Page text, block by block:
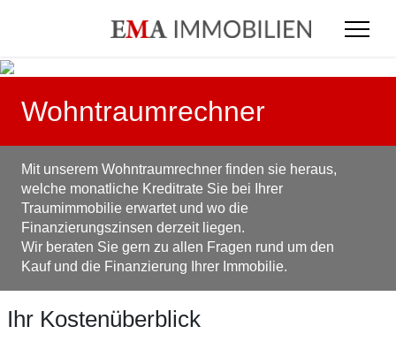
Wohntraumrechner
Mit unserem Wohntraumrechner finden sie heraus,
welche monatliche Kreditrate Sie bei Ihrer
Traumimmobilie erwartet und wo die
Finanzierungszinsen derzeit liegen.
Wir beraten Sie gern zu allen Fragen rund um den
Kauf und die Finanzierung Ihrer Immobilie.
Ihr Kostenüberblick